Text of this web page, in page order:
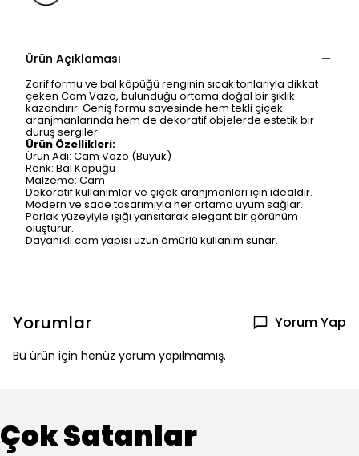
Ürün Açıklaması
Zarif formu ve bal köpüğü renginin sıcak tonlarıyla dikkat
çeken Cam Vazo, bulunduğu ortama doğal bir şıklık
kazandırır. Geniş formu sayesinde hem tekli çiçek
aranjmanlarında hem de dekoratif objelerde estetik bir
duruş sergiler.
Ürün Özellikleri:
Ürün Adı: Cam Vazo (Büyük)
Renk: Bal Köpüğü
Malzeme: Cam
Dekoratif kullanımlar ve çiçek aranjmanları için idealdir.
Modern ve sade tasarımıyla her ortama uyum sağlar.
Parlak yüzeyiyle ışığı yansıtarak elegant bir görünüm
oluşturur.
Dayanıklı cam yapısı uzun ömürlü kullanım sunar.
Yorumlar Yorum Yap
Bu ürün için henüz yorum yapılmamış.
Çok Satanlar